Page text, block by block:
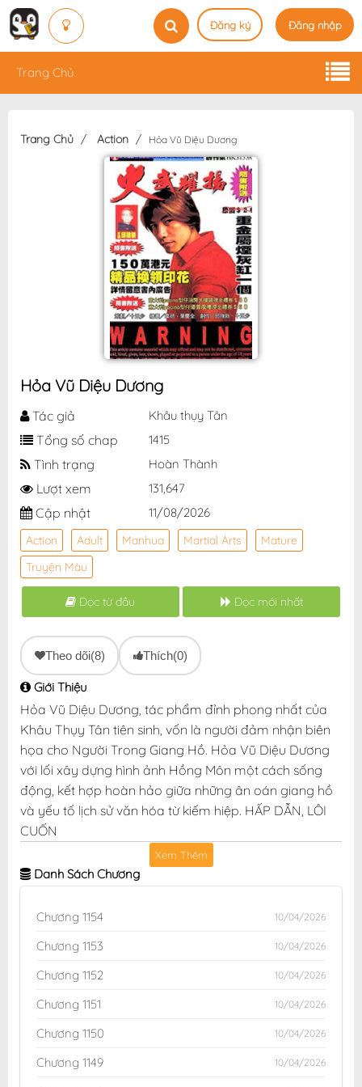
Đăng ký Đăng nhập
Trang Chủ
Trang Chủ Action Hỏa Vũ Diệu Dương
Hỏa Vũ Diệu Dương
Tác giả Khâu thụy Tân
Tổng số chap 1415
Tình trạng Hoàn Thành
Lượt xem 131,647
Cập nhật 11/08/2026
Action Adult Manhua Martial Arts
Mature
Truyện Màu
Đọc từ đầu Đọc mới nhất
Theo dõi(8) Thích(0)
Giới Thiệu
Hỏa Vũ Diệu Dương, tác phẩm đỉnh phong nhất của
Khâu Thụy Tân tiên sinh, vốn là người đảm nhận biên
họa cho Người Trong Giang Hồ. Hỏa Vũ Diệu Dương
với lối xây dựng hình ảnh Hồng Môn một cách sống
động, kết hợp hoàn hảo giữa những ân oán giang hồ
và yếu tố lịch sử văn hóa từ kiếm hiệp. HẤP DẪN, LÔI
CUỐN
Xem Thêm
Danh Sách Chương
Chương 1154 10/04/2026
Chương 1153 10/04/2026
Chương 1152 10/04/2026
Chương 1151 10/04/2026
Chương 1150 10/04/2026
Chương 1149 10/04/2026